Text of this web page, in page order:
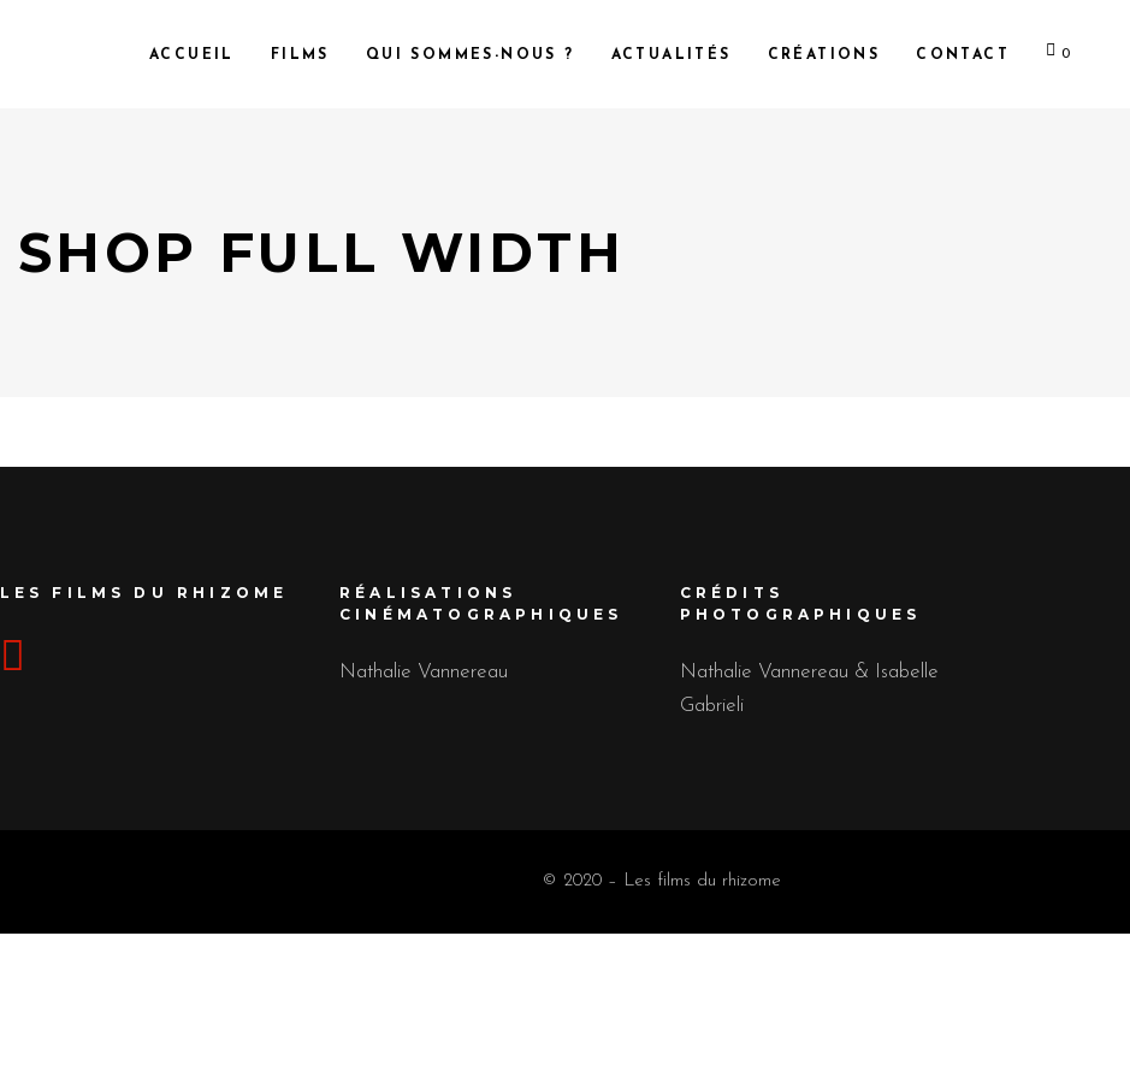
ACCUEIL FILMS QUI SOMMES-NOUS ? ACTUALITÉS CRÉATIONS CONTACT 0
SHOP FULL WIDTH
LES FILMS DU RHIZOME
RÉALISATIONS
CINÉMATOGRAPHIQUES
Nathalie Vannereau
CRÉDITS
PHOTOGRAPHIQUES
Nathalie Vannereau & Isabelle
Gabrieli
© 2020 – Les films du rhizome